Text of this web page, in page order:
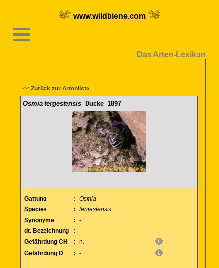
www.wildbiene.com
Das Arten-Lexikon
<< Zurück zur Artenliste
Osmia tergestensisDucke 1897
Gattung : Osmia
Species
: tergestensis
Synonyme
: -
dt. Bezeichnung
: -
Gefährdung CH
: n.
Gefährdung D
: -